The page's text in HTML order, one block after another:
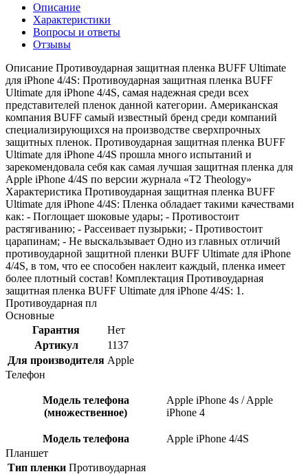
Описание
Характеристики
Вопросы и ответы
Отзывы
Описание Противоударная защитная пленка BUFF Ultimate
для iPhone 4/4S: Противоударная защитная пленка BUFF
Ultimate для iPhone 4/4S, самая надежная среди всех
представителей пленок данной категории. Американская
компания BUFF самый известный бренд среди компаний
специализирующихся на производстве сверхпрочных
защитных пленок. Противоударная защитная пленка BUFF
Ultimate для iPhone 4/4S прошла много испытаний и
зарекомендовала себя как самая лучшая защитная пленка для
Apple iPhone 4/4S по версии журнала «Т2 Theology»
Характеристика Противоударная защитная пленка BUFF
Ultimate для iPhone 4/4S: Пленка обладает такими качествами
как: - Поглощает шоковые удары; - Противостоит
растягиванию; - Рассеивает пузырьки; - Противостоит
царапинам; - Не выскальзывает Одно из главных отличий
противоударной защитной пленки BUFF Ultimate для iPhone
4/4S, в том, что ее способен наклеит каждый, пленка имеет
более плотный состав! Комплектация Противоударная
защитная пленка BUFF Ultimate для iPhone 4/4S: 1.
Противоударная пл
Основные
Гарантия
Нет
Артикул
1137
Для производителя Apple
Телефон
Модель телефона
(множественное)
Apple iPhone 4s / Apple
iPhone 4
Модель телефона
Apple iPhone 4/4S
Планшет
Тип пленки Противоударная